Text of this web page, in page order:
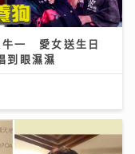
一 愛女送生日
到眼濕濕